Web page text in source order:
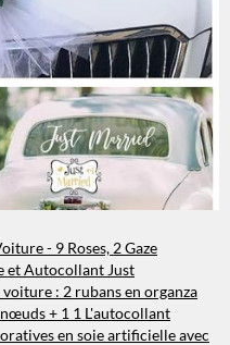
- 9 Roses, 2 Gaze
et Autocollant Just
: 2 rubans en organza
+ 1 1 L'autocollant
en soie artificielle avec